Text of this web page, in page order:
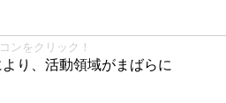
ンをクリック！
り、活動領域がまばらに